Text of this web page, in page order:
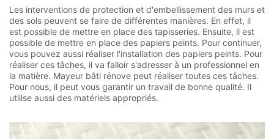
Les interventions de protection et d'embellissement des murs et
des sols peuvent se faire de différentes manières. En effet, il
est possible de mettre en place des tapisseries. Ensuite, il est
possible de mettre en place des papiers peints. Pour continuer,
vous pouvez aussi réaliser l'installation des papiers peints. Pour
réaliser ces tâches, il va falloir s'adresser à un professionnel en
la matière. Mayeur bâti rénove peut réaliser toutes ces tâches.
Pour nous, il peut vous garantir un travail de bonne qualité. Il
utilise aussi des matériels appropriés.